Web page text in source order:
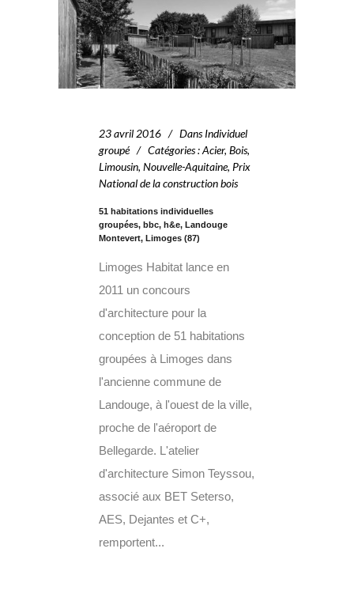
23 avril 2016 Dans Individuel
groupé
Catégories:Acier, Bois,
Limousin, Nouvelle-Aquitaine, Prix
National de la construction bois
51 habitations individuelles
groupées, bbc, h&e, Landouge
Montevert, Limoges (87)
Limoges Habitat lance en
2011 un concours
d'architecture pour la
conception de 51 habitations
groupées à Limoges dans
l'ancienne commune de
Landouge, à l'ouest de la ville,
proche de l'aéroport de
Bellegarde. L'atelier
d'architecture Simon Teyssou,
associé aux BET Seterso,
AES, Dejantes et C+,
remportent...